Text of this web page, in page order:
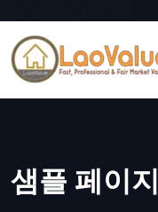
샘플 페이지